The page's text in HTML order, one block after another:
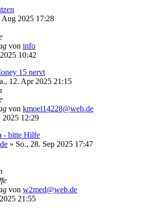
2025 17:28
von info
10:42
15 nervt
12. Apr 2025 21:15
von kmoel14228@web.de
12:29
- bitte Hilfe
» So., 28. Sep 2025 17:47
von w2med@web.de
21:55